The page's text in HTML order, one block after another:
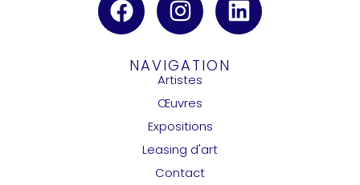
NAVIGATION
Artistes
Œuvres
Expositions
Leasing d'art
Contact